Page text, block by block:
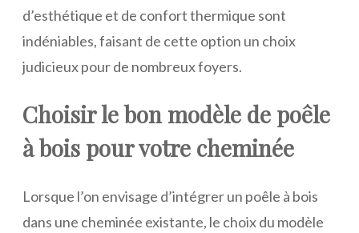
d’esthétique et de confort thermique sont
indéniables, faisant de cette option un choix
judicieux pour de nombreux foyers.
Choisir le bon modèle de poêle
à bois pour votre cheminée
Lorsque l’on envisage d’intégrer un poêle à bois
dans une cheminée existante, le choix du modèle